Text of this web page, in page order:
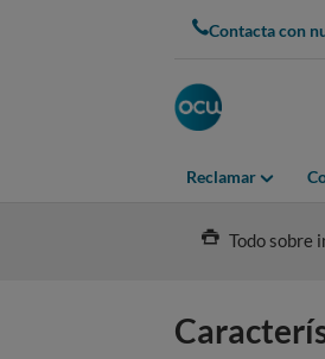
Contacta con
Reclamar
Todo sobre